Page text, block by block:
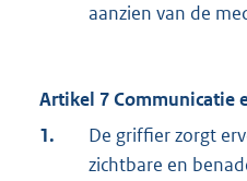
aanzien van de
Artikel 7 Communicatie
1.
De griffier zorgt
zichtbare en